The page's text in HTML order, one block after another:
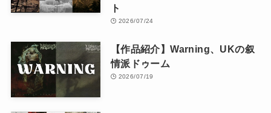
ト
2026/07/24
【作品紹介】Warning、UKの叙
情派ドゥーム
2026/07/19